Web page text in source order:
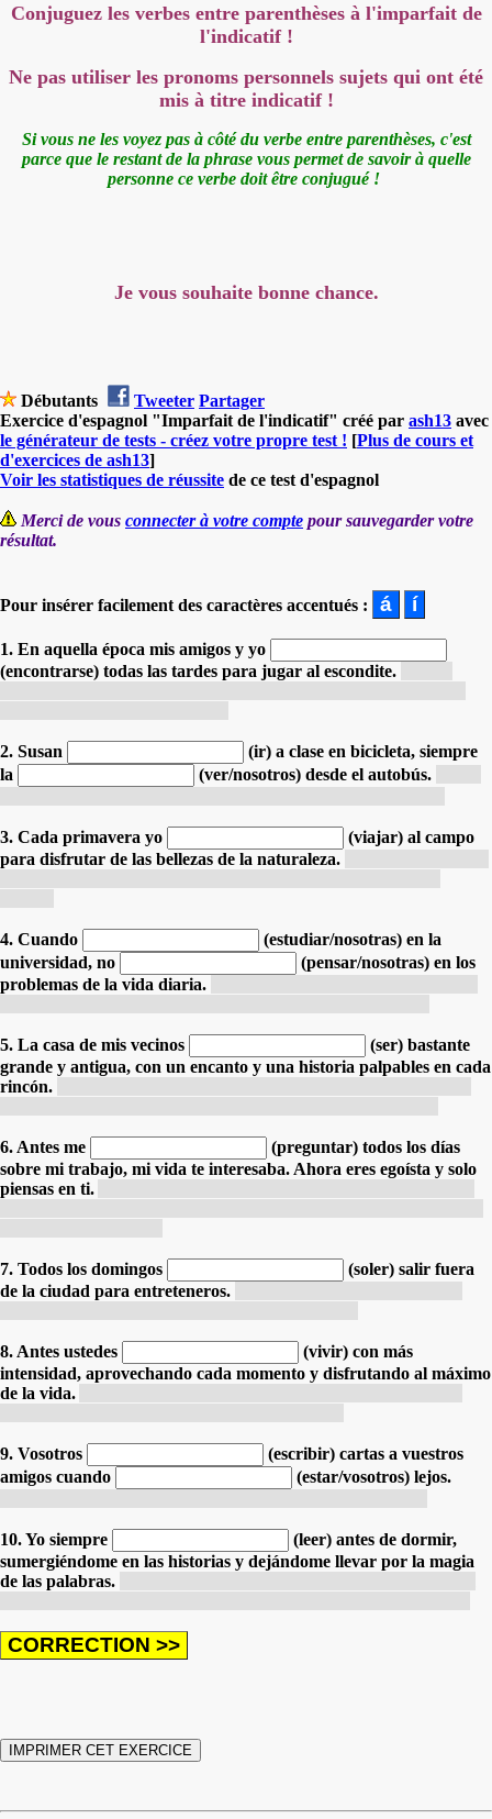
Conjuguez les verbes entre parenthèses à l'imparfait de
l'indicatif !
Ne pas utiliser les pronoms personnels sujets qui ont été
mis à titre indicatif !
Si vous ne les voyez pas à côté du verbe entre parenthèses, c'est
parce que le restant de la phrase vous permet de savoir à quelle
personne ce verbe doit être conjugué !
Je vous souhaite bonne chance.
Débutants Tweeter Partager
Exercice d'espagnol "Imparfait de l'indicatif" créé par ash13 avec
le générateur de tests - créez votre propre test ! [Plus de cours et
d'exercices de ash13]
Voir les statistiques de réussite de ce test d'espagnol
Merci de vous connecter à votre compte pour sauvegarder votre
résultat.
Pour insérer facilement des caractères accentués :
1. En aquella época mis amigos y yo
(encontrarse) todas las tardes para jugar al escondite.
2. Susan (ir) a clase en bicicleta, siempre
la
(ver/nosotros) desde el autobús.
3. Cada primavera yo
(viajar) al campo
para disfrutar de las bellezas de la naturaleza.
4. Cuando
(estudiar/nosotras) en la
universidad, no
(pensar/nosotras) en los
problemas de la vida diaria.
5. La casa de mis vecinos
(ser) bastante
grande y antigua, con un encanto y una historia palpables en cada
rincón.
6. Antes me
(preguntar) todos los días
sobre mi trabajo, mi vida te interesaba. Ahora eres egoísta y solo
piensas en ti.
7. Todos los domingos
(soler) salir fuera
de la ciudad para entreteneros.
8. Antes ustedes
(vivir) con más
intensidad, aprovechando cada momento y disfrutando al máximo
de la vida.
9. Vosotros
(escribir) cartas a vuestros
amigos cuando
(estar/vosotros) lejos.
10. Yo siempre
(leer) antes de dormir,
sumergiéndome en las historias y dejándome llevar por la magia
de las palabras.